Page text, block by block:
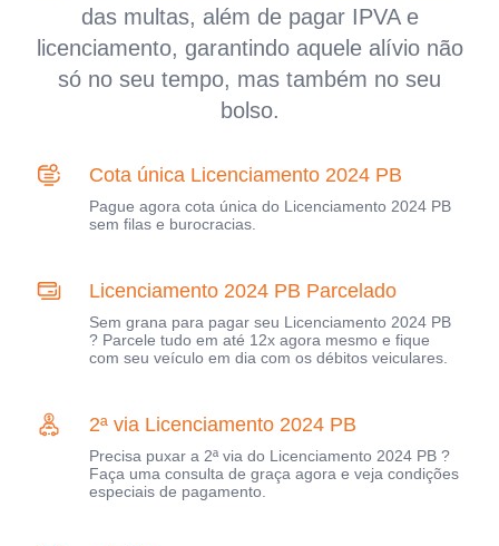
das multas, além de pagar IPVA e
licenciamento, garantindo aquele alívio não
só no seu tempo, mas também no seu
bolso.
Cota única Licenciamento 2024 PB
Pague agora cota única do Licenciamento 2024 PB
sem filas e burocracias.
Licenciamento 2024 PB Parcelado
Sem grana para pagar seu Licenciamento 2024 PB
? Parcele tudo em até 12x agora mesmo e fique
com seu veículo em dia com os débitos veiculares.
2ª via Licenciamento 2024 PB
Precisa puxar a 2ª via do Licenciamento 2024 PB ?
Faça uma consulta de graça agora e veja condições
especiais de pagamento.